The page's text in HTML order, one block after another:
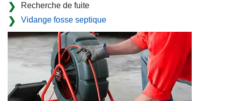
Recherche de fuite
Vidange fosse septique